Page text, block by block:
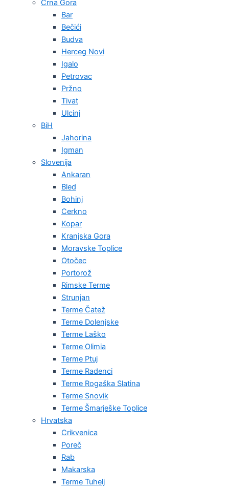
Crna Gora
Bar
Bečići
Budva
Herceg Novi
Igalo
Petrovac
Pržno
Tivat
Ulcinj
BiH
Jahorina
Igman
Slovenija
Ankaran
Bled
Bohinj
Cerkno
Kopar
Kranjska Gora
Moravske Toplice
Otočec
Portorož
Rimske Terme
Strunjan
Terme Čatež
Terme Dolenjske
Terme Laško
Terme Olimia
Terme Ptuj
Terme Radenci
Terme Rogaška Slatina
Terme Snovik
Terme Šmarješke Toplice
Hrvatska
Crikvenica
Poreč
Rab
Makarska
Terme Tuhelj